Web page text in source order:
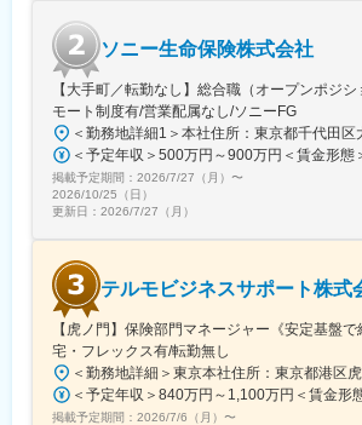
全方位的なスキル（業務知識・調査・レポ
メンテーション・SQL・データ分析・プレ
など）をフル活用しながら、PayPayのス
ミックな業務を日々経験できます。旧来の
な根回しなどはほぼ不要です。実権者たる
営陣の間近で業務を行うことが可能で、企
ているという実感が得られます。
変更の範囲：会社の定める業務
ソニー生命保険株式会社
【大手町／転勤なし】総合職（オープンポジ
モート制度有/営業配属なし/ソニーFG
掲載予定期間： 2026/7/27（月） 〜
2026/10/25（日）
更新日： 2026/7/27（月）
テルモビジネスサポート株式
【虎ノ門】保険部門マネージャー《安定基盤
宅・フレックス有/転勤無し
掲載予定期間： 2026/7/6（月） 〜